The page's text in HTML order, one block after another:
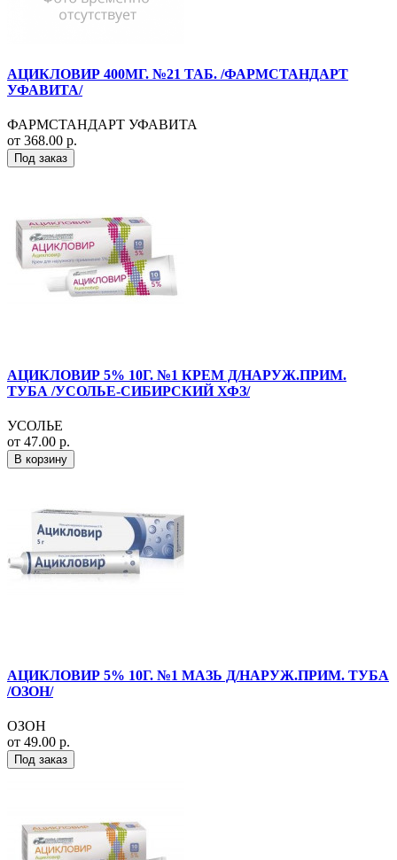
АЦИКЛОВИР 400МГ. №21 ТАБ. /ФАРМСТАНДАРТ
УФАВИТА/
ФАРМСТАНДАРТ УФАВИТА
от 368.00 р.
Под заказ
АЦИКЛОВИР 5% 10Г. №1 КРЕМ Д/НАРУЖ.ПРИМ.
ТУБА /УСОЛЬЕ-СИБИРСКИЙ ХФЗ/
УСОЛЬЕ
от 47.00 р.
В корзину
АЦИКЛОВИР 5% 10Г. №1 МАЗЬ Д/НАРУЖ.ПРИМ. ТУБА
/ОЗОН/
ОЗОН
от 49.00 р.
Под заказ